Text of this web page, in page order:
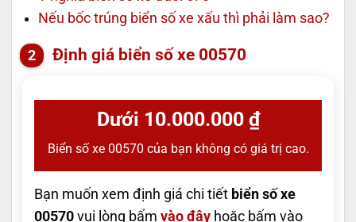
Nếu bốc trúng biển số xe xấu thì phải làm sao?
Định giá biển số xe 00570
Dưới 10.000.000 ₫
Biển số xe 00570 của bạn không có giá trị cao.
Bạn muốn xem định giá chi tiết biển số xe
00570 vui lòng bấm vào đây hoặc bấm vào